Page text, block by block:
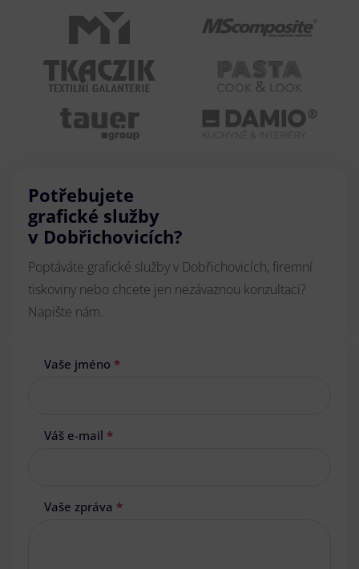
Potřebujete
grafické služby
v Dobřichovicích?
Poptáváte grafické služby v Dobřichovicích, firemní
tiskoviny nebo chcete jen nezávaznou konzultaci?
Napište nám.
Vaše jméno *
Váš e-mail *
Vaše zpráva *